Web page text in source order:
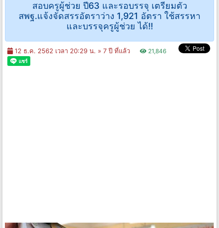
สอบครูผู้ช่วย ปี63 และรอบรรจุ เตรียมตัว
สพฐ.แจ้งจัดสรรอัตราว่าง 1,921 อัตรา ใช้สรรหา
และบรรจุครูผู้ช่วย ได้!!
12 ธ.ค. 2562 เวลา 20:29 น. » 7 ปี ที่แล้ว 21,846